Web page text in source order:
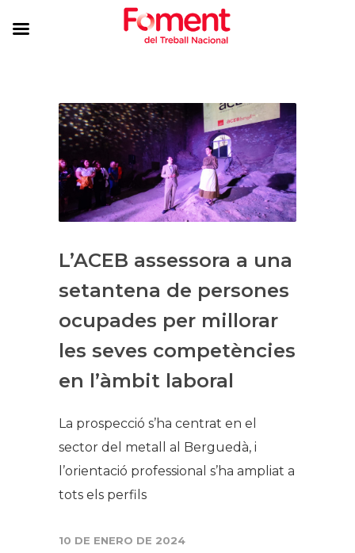
L’ACEB assessora a una
setantena de persones
ocupades per millorar
les seves competències
en l’àmbit laboral
La prospecció s’ha centrat en el
sector del metall al Berguedà, i
l’orientació professional s’ha ampliat a
tots els perfils
10 DE ENERO DE 2024